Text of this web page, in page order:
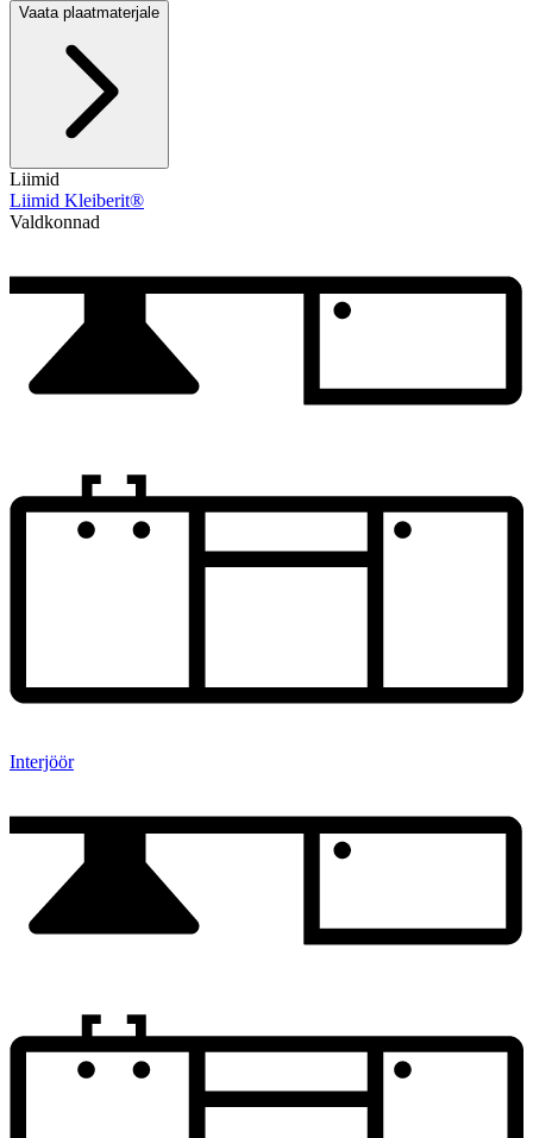
Vaata plaatmaterjale
Liimid
Liimid Kleiberit®
Valdkonnad
Interjöör